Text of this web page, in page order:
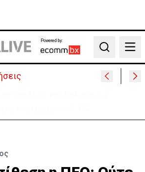
Powered by:
Search